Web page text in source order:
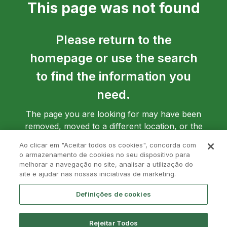
This page was not found
Please return to the
homepage or use the search
to find the information you
need.
The page you are looking for may have been
removed, moved to a different location, or the
Ao clicar em "Aceitar todos os cookies", concorda com
o armazenamento de cookies no seu dispositivo para
melhorar a navegação no site, analisar a utilização do
site e ajudar nas nossas iniciativas de marketing.
Definições de cookies
Rejeitar Todos